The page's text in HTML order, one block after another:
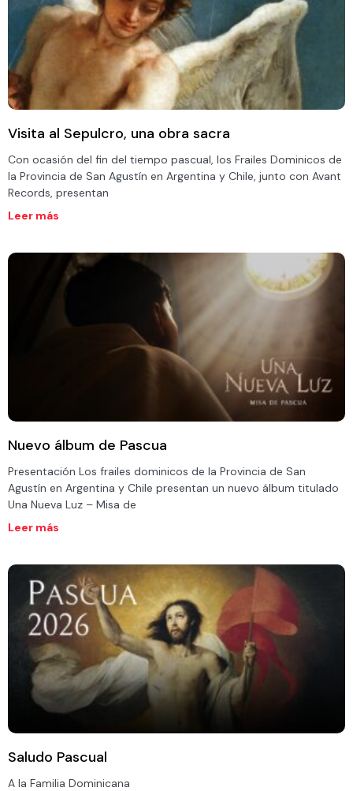
Visita al Sepulcro, una obra sacra
Con ocasión del fin del tiempo pascual, los Frailes Dominicos de
la Provincia de San Agustín en Argentina y Chile, junto con Avant
Records, presentan
Leer más
Nuevo álbum de Pascua
Presentación Los frailes dominicos de la Provincia de San
Agustín en Argentina y Chile presentan un nuevo álbum titulado
Una Nueva Luz – Misa de
Leer más
Saludo Pascual
A la Familia Dominicana